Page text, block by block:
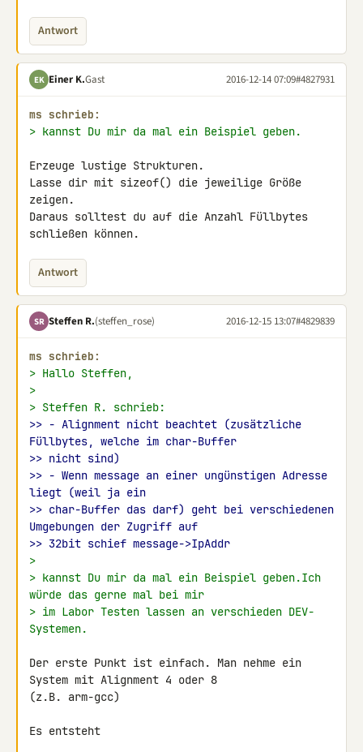
Antwort
EK Einer K.Gast 2016-12-14 07:09#4827931
ms schrieb:
> kannst Du mir da mal ein Beispiel geben.
Erzeuge lustige Strukturen.
Lasse dir mit sizeof() die jeweilige Größe
zeigen.
Daraus solltest du auf die Anzahl Füllbytes
schließen können.
Antwort
SR Steffen R.(steffen_rose) 2016-12-15 13:07#4829839
ms schrieb:
> Hallo Steffen,
>
> Steffen R. schrieb:
>> - Alignment nicht beachtet (zusätzliche
Füllbytes, welche im char-Buffer
>> nicht sind)
>> - Wenn message an einer ungünstigen Adresse
liegt (weil ja ein
>> char-Buffer das darf) geht bei verschiedenen
Umgebungen der Zugriff auf
>> 32bit schief message->IpAddr
>
> kannst Du mir da mal ein Beispiel geben.Ich
würde das gerne mal bei mir
> im Labor Testen lassen an verschieden DEV-
Systemen.
Der erste Punkt ist einfach. Man nehme ein
System mit Alignment 4 oder 8
(z.B. arm-gcc)
Es entsteht